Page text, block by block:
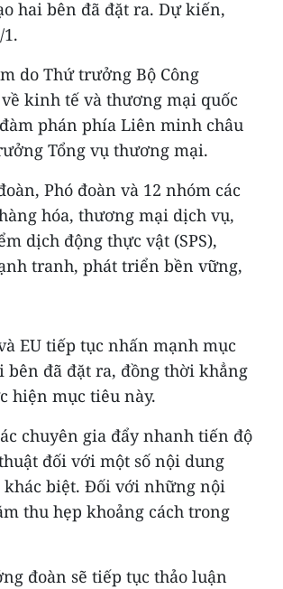
hai bên đã đặt ra. Dự kiến,
do Thứ trưởng Bộ Công
kinh tế và thương mại quốc
phán phía Liên minh châu
Tổng vụ thương mại.
Phó đoàn và 12 nhóm các
hóa, thương mại dịch vụ,
dịch động thực vật (SPS),
tranh, phát triển bền vững,
EU tiếp tục nhấn mạnh mục
bên đã đặt ra, đồng thời khẳng
hiện mục tiêu này.
chuyên gia đẩy nhanh tiến độ
đối với một số nội dung
biệt. Đối với những nội
thu hẹp khoảng cách trong
đoàn sẽ tiếp tục thảo luận